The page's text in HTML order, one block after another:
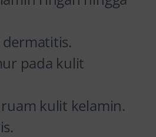
dermatitis.
pada kulit
kulit kelamin.